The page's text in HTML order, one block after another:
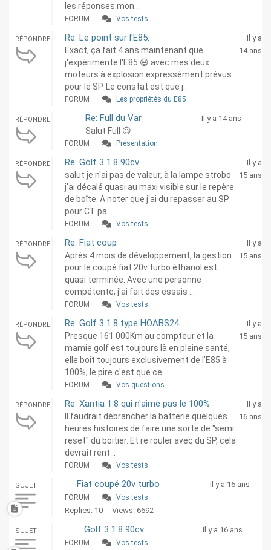
les réponses:mon...
FORUM Vos tests
RÉPONDRE Re: Le point sur l'E85.
Exact, ça fait 4 ans maintenant que
j'expérimente l'E85 😆 avec mes deux
moteurs à explosion expressément prévus
pour le SP. Le constat est que j...
Il y a
14 ans
FORUM Les propriétés du E85
RÉPONDRE Re: Full du Var
Salut Full 😉
Il y a 14 ans
FORUM Présentation
RÉPONDRE Re: Golf 3 1.8 90cv
salut je n'ai pas de valeur, à la lampe strobo
j'ai décalé quasi au maxi visible sur le repère
de boîte. A noter que j'ai du repasser au SP
pour CT pa...
Il y a
15 ans
FORUM Vos tests
RÉPONDRE Re: Fiat coup
Après 4 mois de développement, la gestion
pour le coupé fiat 20v turbo éthanol est
quasi terminée. Avec une personne
compétente, j'ai fait des essais ...
Il y a
15 ans
FORUM Vos tests
RÉPONDRE Re: Golf 3 1.8 type HOABS24
Presque 161 000Km au compteur et la
mamie golf est toujours là en pleine santé;
elle boit toujours exclusivement de l'E85 à
100%; le pire c'est que ce...
Il y a
15 ans
FORUM Vos questions
RÉPONDRE Re: Xantia 1.8 qui n'aime pas le 100%
Il faudrait débrancher la batterie quelques
heures histoires de faire une sorte de "semi
reset" du boitier. Et re rouler avec du SP, cela
devrait rent...
Il y a
16 ans
FORUM Vos tests
SUJET Fiat coupé 20v turbo Il y a 16 ans
FORUM Vos tests
Replies: 10 Views: 6692
SUJET Golf 3 1.8 90cv Il y a 16 ans
FORUM Vos tests